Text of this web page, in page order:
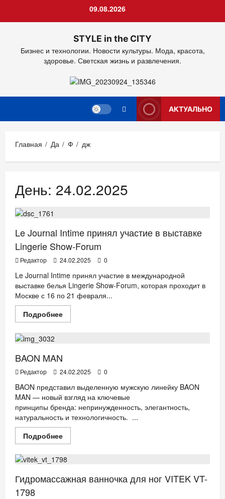
содержимому
09.08.2026
STYLE in the CITY
Бизнес и технологии. Новости культуры. Мода, красота,
здоровье. Светская жизнь и развлечения.
АКТУАЛЬНО
Главная Да Ф дж
День: 24.02.2025
Le Journal Intime принял участие в выставке
Lingerie Show-Forum
Редактор 24.02.2025 0
Le Journal Intime принял участие в международной
выставке белья Lingerie Show-Forum, которая проходит в
Москве с 16 по 21 февраля...
ПодробнееПрочитать
больше
в
выставке
Show-
Forum
Мода
BAON MAN
Редактор 24.02.2025 0
BAON представил выделенную мужскую линейку BAON
MAN — новый взгляд на ключевые
принципы бренда: непринужденность, элегантность,
натуральность и технологичность. ...
ПодробнееПрочитать
больше
BAON
MAN
ТехноХит.
Гидромассажная ванночка для ног VITEK VT-
1798